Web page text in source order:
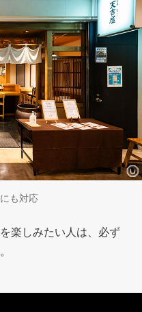
も対応
楽しみたい人は、必ず